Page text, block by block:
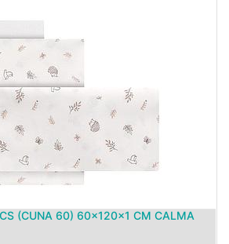
(CUNA 60) 60x120x1 CM CALMA